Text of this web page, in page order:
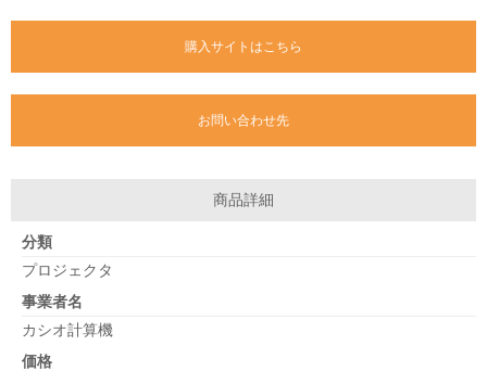
購入サイトはこちら
お問い合わせ先
商品詳細
分類
プロジェクタ
事業者名
カシオ計算機
価格